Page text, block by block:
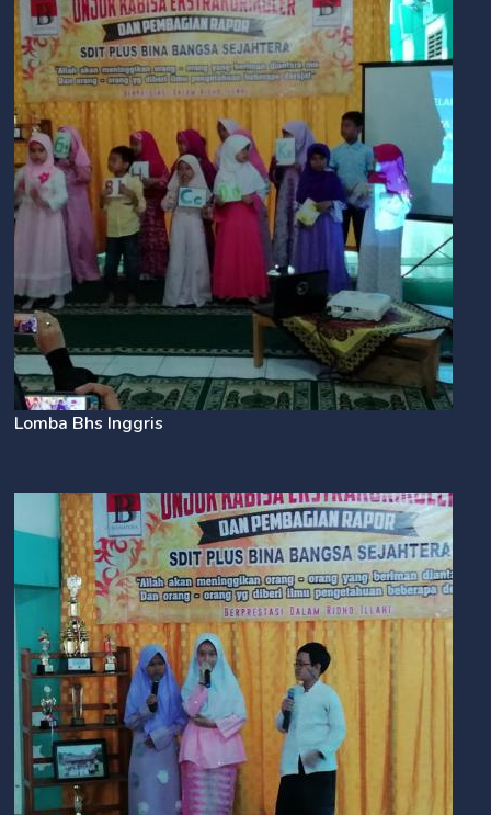
Lomba Bhs Inggris